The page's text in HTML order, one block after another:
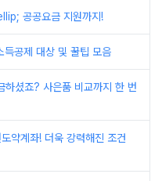
공공요금 지원까지!
득공제 대상 및 꿀팁 모음
하셨죠? 사은품 비교까지 한 번
약계좌! 더욱 강력해진 조건